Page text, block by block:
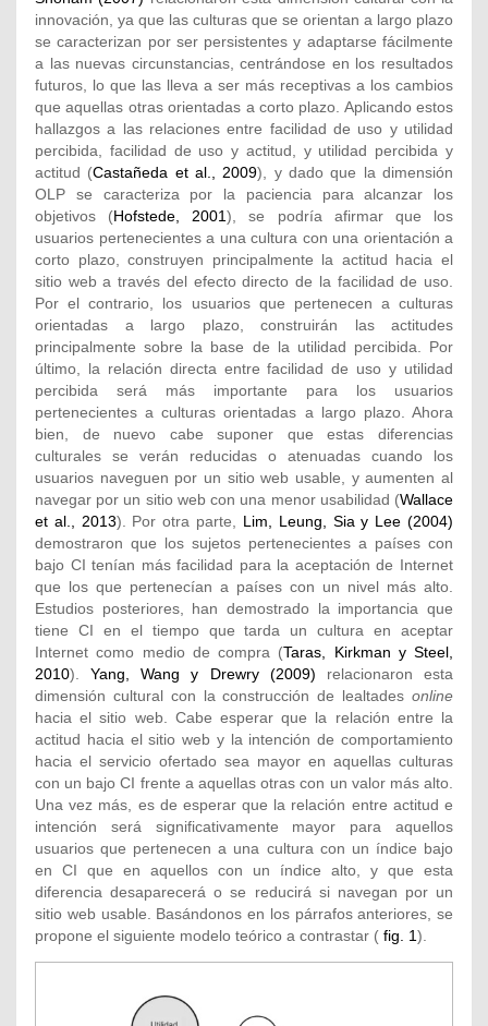
innovación, ya que las culturas que se orientan a largo plazo
se caracterizan por ser persistentes y adaptarse fácilmente
a las nuevas circunstancias, centrándose en los resultados
futuros, lo que las lleva a ser más receptivas a los cambios
que aquellas otras orientadas a corto plazo. Aplicando estos
hallazgos a las relaciones entre facilidad de uso y utilidad
percibida, facilidad de uso y actitud, y utilidad percibida y
actitud (Castañeda et al., 2009), y dado que la dimensión
OLP se caracteriza por la paciencia para alcanzar los
objetivos (Hofstede, 2001), se podría afirmar que los
usuarios pertenecientes a una cultura con una orientación a
corto plazo, construyen principalmente la actitud hacia el
sitio web a través del efecto directo de la facilidad de uso.
Por el contrario, los usuarios que pertenecen a culturas
orientadas a largo plazo, construirán las actitudes
principalmente sobre la base de la utilidad percibida. Por
último, la relación directa entre facilidad de uso y utilidad
percibida será más importante para los usuarios
pertenecientes a culturas orientadas a largo plazo. Ahora
bien, de nuevo cabe suponer que estas diferencias
culturales se verán reducidas o atenuadas cuando los
usuarios naveguen por un sitio web usable, y aumenten al
navegar por un sitio web con una menor usabilidad (Wallace
et al., 2013). Por otra parte, Lim, Leung, Sia y Lee (2004)
demostraron que los sujetos pertenecientes a países con
bajo CI tenían más facilidad para la aceptación de Internet
que los que pertenecían a países con un nivel más alto.
Estudios posteriores, han demostrado la importancia que
tiene CI en el tiempo que tarda un cultura en aceptar
Internet como medio de compra (Taras, Kirkman y Steel,
2010).Yang, Wang y Drewry (2009) relacionaron esta
dimensión cultural con la construcción de lealtades online
hacia el sitio web. Cabe esperar que la relación entre la
actitud hacia el sitio web y la intención de comportamiento
hacia el servicio ofertado sea mayor en aquellas culturas
con un bajo CI frente a aquellas otras con un valor más alto.
Una vez más, es de esperar que la relación entre actitud e
intención será significativamente mayor para aquellos
usuarios que pertenecen a una cultura con un índice bajo
en CI que en aquellos con un índice alto, y que esta
diferencia desaparecerá o se reducirá si navegan por un
sitio web usable. Basándonos en los párrafos anteriores, se
propone el siguiente modelo teórico a contrastar ( fig. 1).